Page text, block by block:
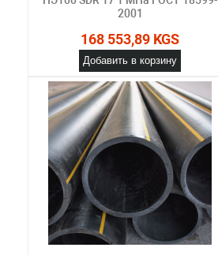
2001
168 553,89 KGS
Добавить в корзину